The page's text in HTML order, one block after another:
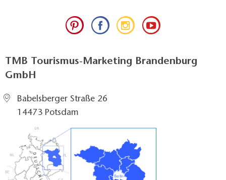
TMB Tourismus-Marketing Brandenburg
GmbH
Babelsberger Straße 26
14473 Potsdam